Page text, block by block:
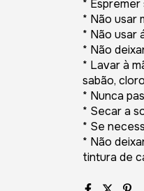
*
* Não usar
* Não usar
* Não
* Lavar à
sabão,
* Nunca
* Secar a
* Se
* Não
tintura de